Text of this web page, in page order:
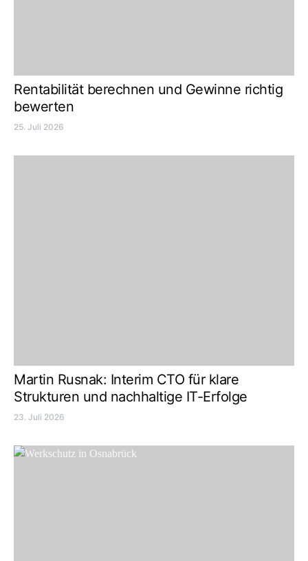
Rentabilität berechnen und Gewinne richtig
bewerten
25. Juli 2026
Martin Rusnak: Interim CTO für klare
Strukturen und nachhaltige IT-Erfolge
23. Juli 2026